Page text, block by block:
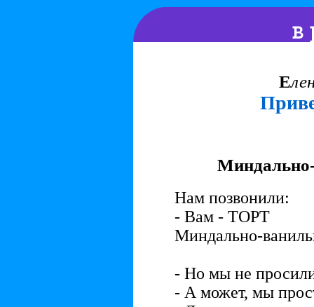
Е
Нам позвонили:
- Вам - ТОРТ
Миндально-
- Но мы не
- А может, мы